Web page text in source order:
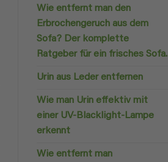
Wie entfernt man den
Erbrochengeruch aus dem
Sofa? Der komplette
Ratgeber für ein frisches Sofa.
Urin aus Leder entfernen
Wie man Urin effektiv mit
einer UV-Blacklight-Lampe
erkennt
Wie entfernt man